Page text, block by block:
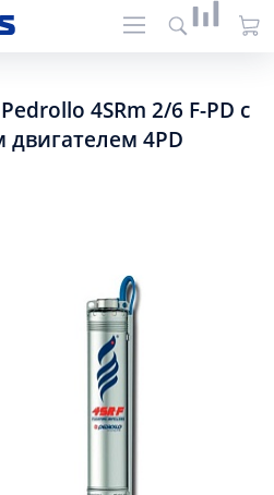
4SRm 2/6 F-PD с
4PD